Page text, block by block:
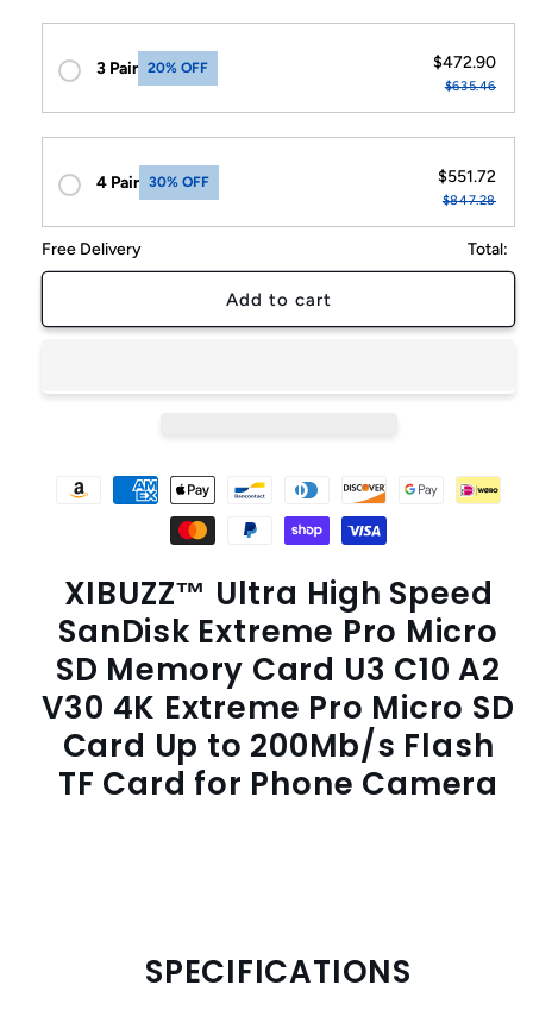
3 Pair 20% OFF $472.90
$635.46
4 Pair 30% OFF $551.72
$847.28
Free Delivery Total:
Add to cart
XIBUZZ™ Ultra High Speed
SanDisk Extreme Pro Micro
SD Memory Card U3 C10 A2
V30 4K Extreme Pro Micro SD
Card Up to 200Mb/s Flash
TF Card for Phone Camera
SPECIFICATIONS